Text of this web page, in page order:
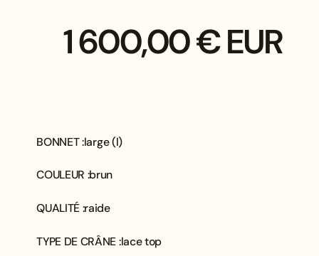
1 600,00 € EUR
BONNET :large (l)
COULEUR :brun
QUALITÉ :raide
TYPE DE CRÂNE :lace top